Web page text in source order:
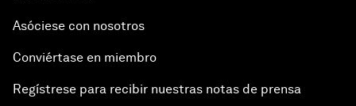
Asóciese con nosotros
Conviértase en miembro
Regístrese para recibir nuestras notas de prensa